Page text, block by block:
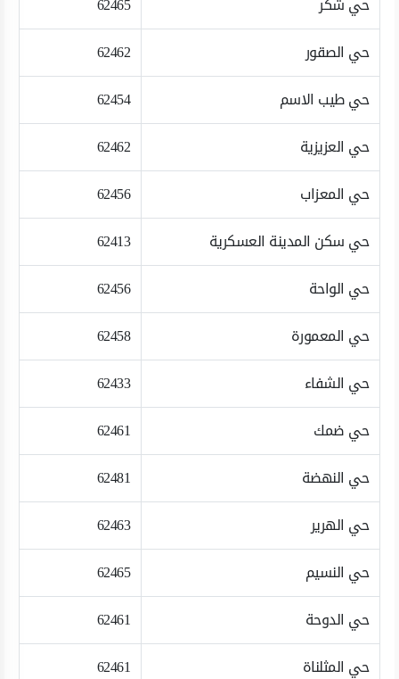
حي الصقور
62462
حي طيب الاسم
62454
حي العزيزية
62462
حي المعزاب
62456
حي سكن المدينة العسكرية
62413
حي الواحة
62456
حي المعمورة
62458
حي الشفاء
62433
حي ضمك
62461
حي النهضة
62481
حي الهرير
62463
حي النسيم
62465
حي الدوحة
62461
حي المثلناة
62461